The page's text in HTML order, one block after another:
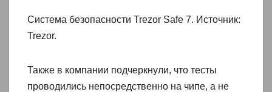
Система безопасности Trezor Safe 7. Источник:
Trezor.
Также в компании подчеркнули, что тесты
проводились непосредственно на чипе, а не